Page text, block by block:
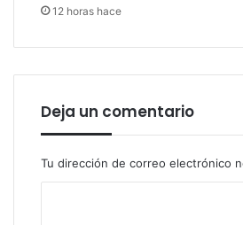
12 horas hace
Deja un comentario
Tu dirección de correo electrónico